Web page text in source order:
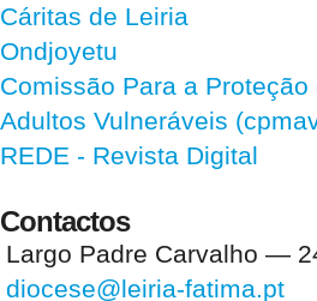
Cáritas de Leiria
Ondjoyetu
Comissão Para a
Adultos Vulneráveis
REDE - Revista Digital
Contactos
Largo Padre Carvalho —
diocese@leiria-fatima.pt